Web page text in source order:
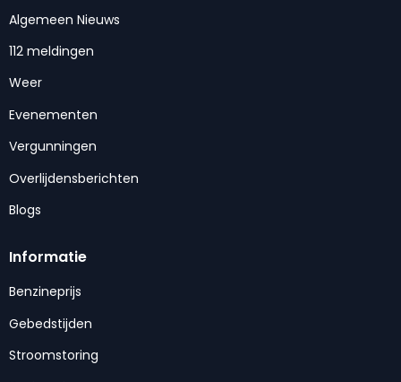
Algemeen Nieuws
112 meldingen
Weer
Evenementen
Vergunningen
Overlijdensberichten
Blogs
Informatie
Benzineprijs
Gebedstijden
Stroomstoring